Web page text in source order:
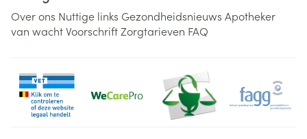
Over ons Nuttige links Gezondheidsnieuws Apotheker
van wachtVoorschriftZorgtarieven FAQ